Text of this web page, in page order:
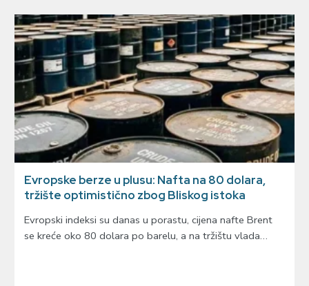
Evropske berze u plusu: Nafta na 80 dolara,
tržište optimistično zbog Bliskog istoka
Evropski indeksi su danas u porastu, cijena nafte Brent
se kreće oko 80 dolara po barelu, a na tržištu vlada…